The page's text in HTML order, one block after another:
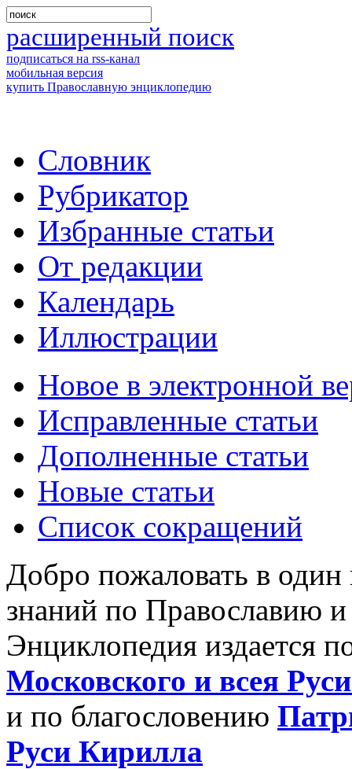
расширенный поиск
подписаться на rss-канал
мобильная версия
купить Православную энциклопедию
Словник
Рубрикатор
Избранные статьи
От редакции
Календарь
Иллюстрации
Новое в электронной
Исправленные статьи
Дополненные статьи
Новые статьи
Список сокращений
Добро пожаловать в
знаний по Православию
Энциклопедия издается
Московского и всея
и по благословению
Руси Кирилла